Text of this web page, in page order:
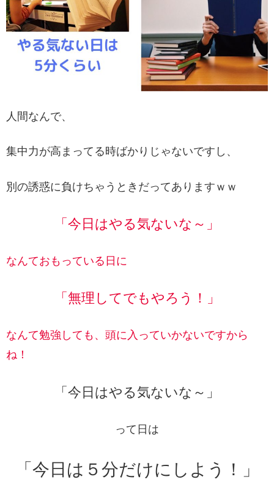
人間なんで、
集中力が高まってる時ばかりじゃないですし、
別の誘惑に負けちゃうときだってありますｗｗ
「今日はやる気ないな～」
なんておもっている日に
「無理してでもやろう！」
なんて勉強しても、頭に入っていかないですから
ね！
「今日はやる気ないな～」
って日は
「今日は５分だけにしよう！」